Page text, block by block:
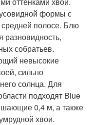
формы с
средней полосе. Блю
разновидность,
собратьев.
невысокие
сильно
солнца. Для
подходят Blue
0,4 м, а также
хвои.